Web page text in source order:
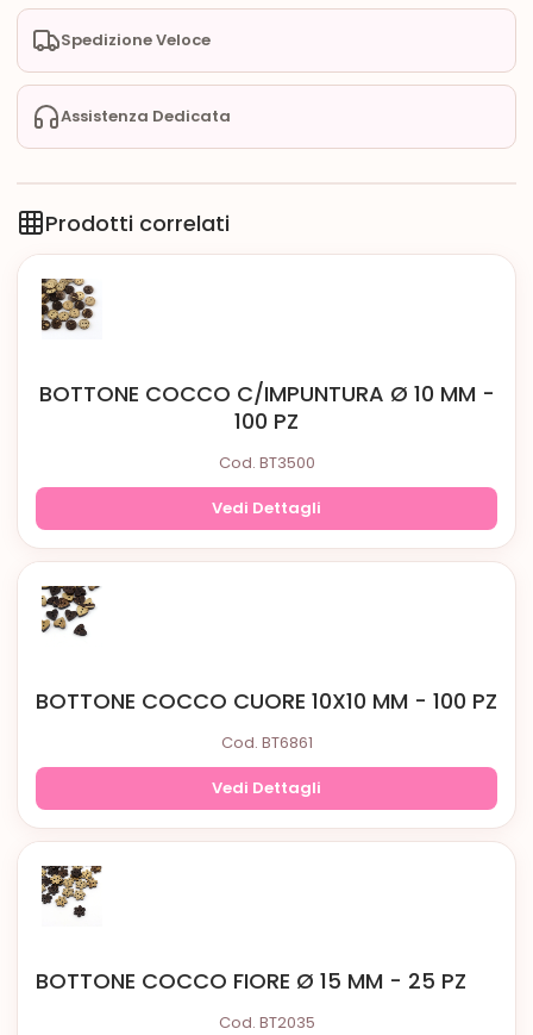
Spedizione Veloce
Assistenza Dedicata
Prodotti correlati
BOTTONE COCCO C/IMPUNTURA Ø 10 MM -
100 PZ
Cod. BT3500
Vedi Dettagli
BOTTONE COCCO CUORE 10X10 MM - 100 PZ
Cod. BT6861
Vedi Dettagli
BOTTONE COCCO FIORE Ø 15 MM - 25 PZ
Cod. BT2035